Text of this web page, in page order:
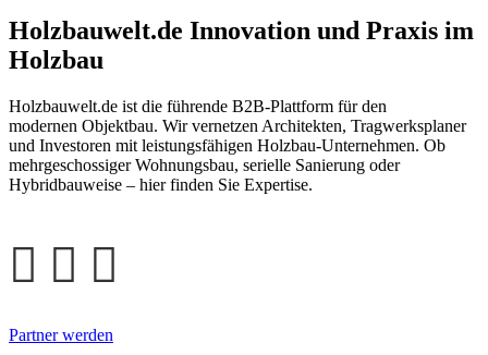
Holzbauwelt.de Innovation und Praxis im
Holzbau
Holzbauwelt.de ist die führende B2B-Plattform für den
modernen Objektbau. Wir vernetzen Architekten, Tragwerksplaner
und Investoren mit leistungsfähigen Holzbau-Unternehmen. Ob
mehrgeschossiger Wohnungsbau, serielle Sanierung oder
Hybridbauweise – hier finden Sie Expertise.
Partner werden